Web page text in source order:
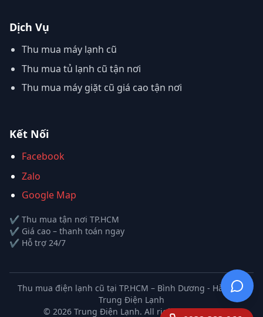
Dịch Vụ
Thu mua máy lạnh cũ
Thu mua tủ lạnh cũ tận nơi
Thu mua máy giặt cũ giá cao tận nơi
Kết Nối
Facebook
Zalo
Google Map
✔ Thu mua tận nơi TP.HCM
✔ Giá cao – thanh toán ngay
✔ Hỗ trợ 24/7
Thu mua điện lạnh cũ tại TP.HCM – Bình Dương - Hà Nội |
Trung Điện Lạnh
© 2026 Trung Điện Lạnh. All rights reserved.